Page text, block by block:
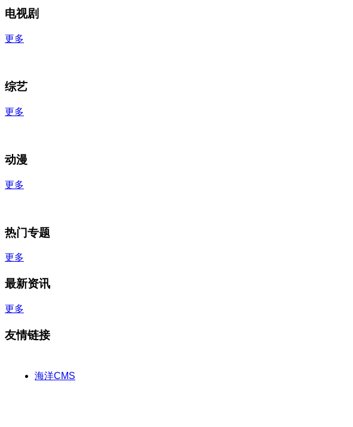
电视剧
更多
综艺
更多
动漫
更多
热门专题
更多
最新资讯
更多
友情链接
海洋CMS